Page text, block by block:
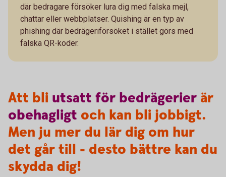
där bedragare försöker lura dig med falska mejl,
chattar eller webbplatser. Quishing är en typ av
phishing där bedrägeriförsöket i stället görs med
falska QR-koder.
Att bli utsatt för bedrägerier är
obehagligt och kan bli jobbigt.
Men ju mer du lär dig om hur
det går till - desto bättre kan du
skydda dig!